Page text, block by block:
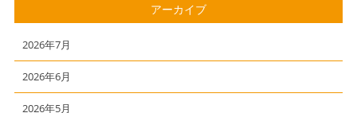
アーカイブ
2026年7月
2026年6月
2026年5月